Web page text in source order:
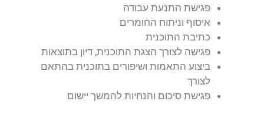
פגישת התנעת עבודה
איסוף וניתוח החומרים
כתיבת התוכנית
פגישה לצורך הצגת התוכנית, דיון בתוצאות
ביצוע התאמות ושיפורים בתוכנית בהתאם
לצורך
פגישת סיכום והנחיות להמשך יישום